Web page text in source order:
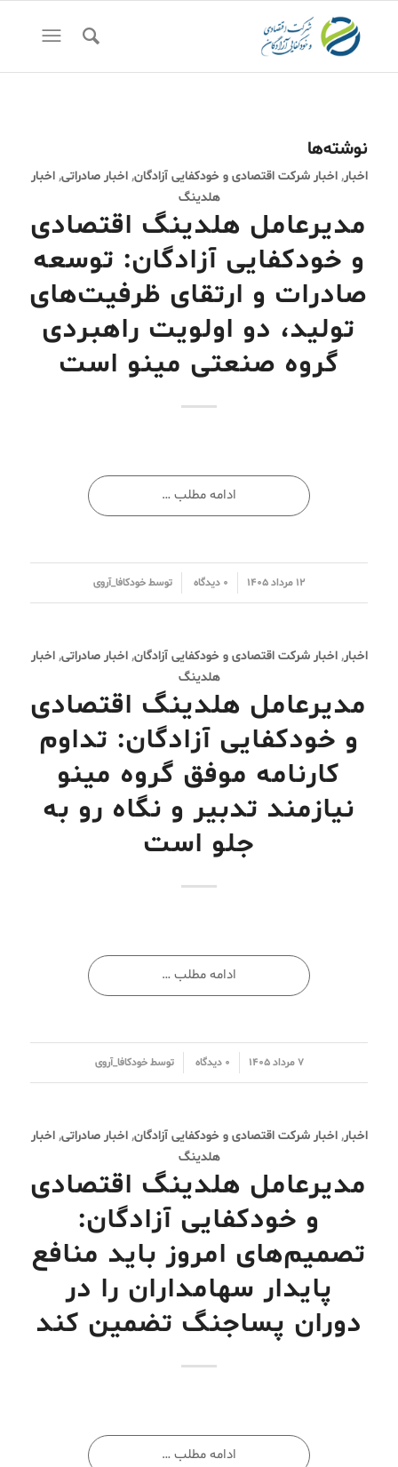
نوشته‌ها
اخبار,اخبار شرکت اقتصادی و خودکفایی آزادگان,اخبار صادراتی,اخبار
هلدینگ
مدیرعامل هلدینگ اقتصادی
و خودکفایی آزادگان: توسعه
صادرات و ارتقای ظرفیت‌های
تولید، دو اولویت راهبردی
گروه صنعتی مینو است
ادامه مطلب …
۱۲ مرداد ۱۴۰۵ / ۰ دیدگاه توسطخودکافا_آر‌وی
اخبار,اخبار شرکت اقتصادی و خودکفایی آزادگان,اخبار صادراتی,اخبار
هلدینگ
مدیرعامل هلدینگ اقتصادی
و خودکفایی آزادگان: تداوم
کارنامه موفق گروه مینو
نیازمند تدبیر و نگاه رو به
جلو است
ادامه مطلب …
۷ مرداد ۱۴۰۵/ ۰ دیدگاه توسطخودکافا_آر‌وی
اخبار,اخبار شرکت اقتصادی و خودکفایی آزادگان,اخبار صادراتی,اخبار
هلدینگ
مدیرعامل هلدینگ اقتصادی
و خودکفایی آزادگان:
تصمیم‌های امروز باید منافع
پایدار سهامداران را در
دوران پساجنگ تضمین کند
ادامه مطلب …